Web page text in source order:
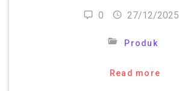
0 27/12/2025
Produk
Read more